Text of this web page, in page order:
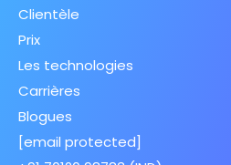
Clientèle
Prix
Les technologies
Carrières
Blogues
[email protected]